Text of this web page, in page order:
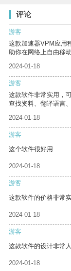
评论
游客
这款加速器VPM应用
助你在网络上自由移动
2024-01-18
游客
这款软件非常实用，
查找资料、翻译语言
2024-01-18
游客
这个软件很好用
2024-01-18
游客
这款软件的价格非常
2024-01-18
游客
这款软件的设计非常
2024-01-18